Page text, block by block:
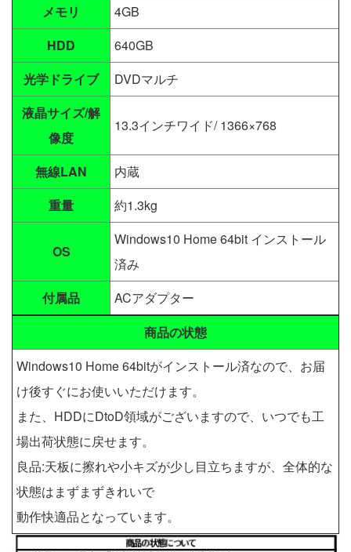
メモリ
4GB
HDD
640GB
光学ドライブ
DVDマルチ
液晶サイズ/解
像度
13.3インチワイド/ 1366×768
無線LAN
内蔵
重量
約1.3kg
OS
Windows10 Home 64bit インストール
済み
付属品
ACアダプター
商品の状態
Windows10 Home 64bitがインストール済なので、お届
け後すぐにお使いいただけます。
また、HDDにDtoD領域がございますので、いつでも工
場出荷状態に戻せます。
良品:天板に擦れや小キズが少し目立ちますが、全体的な
状態はまずまずきれいで
動作快適品となっています。